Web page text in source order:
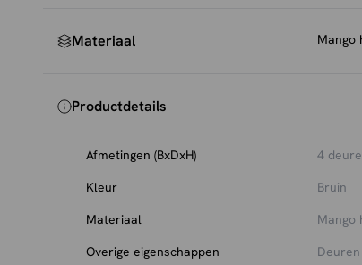
Materiaal Mango
Productdetails
Afmetingen (BxDxH)
4
Kleur
Bruin
Materiaal
Mango
Overige eigenschappen
Deuren